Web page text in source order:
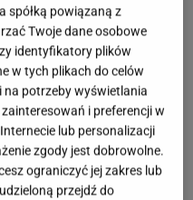
hejterom.
cierpliwość"
spółką powiązaną z
Twoje dane osobowe
identyfikatory plików
w tych plikach do celów
na potrzeby wyświetlania
i preferencji w
lub personalizacji
zgody jest dobrowolne.
ograniczyć jej zakres lub
przejdź do